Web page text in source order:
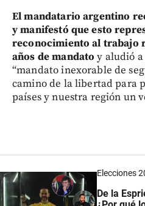
El mandatario argentino
y manifestó que esto
reconocimiento al trabajo
años de mandato y aludió
“mandato inexorable de
camino de la libertad para
países y nuestra región un
Elecciones
De la